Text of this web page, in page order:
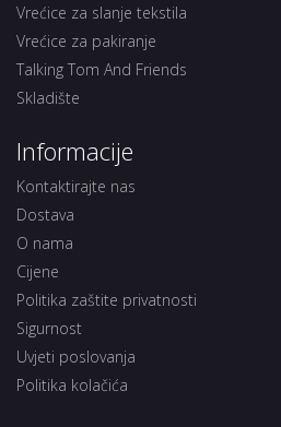
Vrećice za slanje tekstila
Vrećice za pakiranje
Talking Tom And Friends
Skladište
Informacije
Kontaktirajte nas
Dostava
O nama
Cijene
Politika zaštite privatnosti
Sigurnost
Uvjeti poslovanja
Politika kolačića